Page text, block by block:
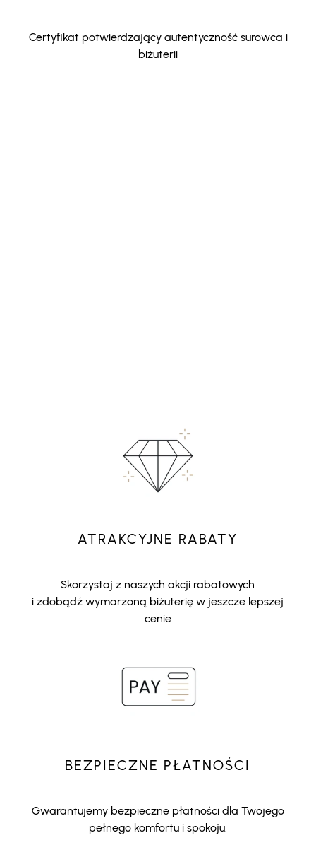
Certyfikat potwierdzający autentyczność surowca i
biżuterii
ATRAKCYJNE RABATY
Skorzystaj z naszych akcji rabatowych
i zdobądź wymarzoną biżuterię w jeszcze lepszej
cenie
BEZPIECZNE PŁATNOŚCI
Gwarantujemy bezpieczne płatności dla Twojego
pełnego komfortu i spokoju.